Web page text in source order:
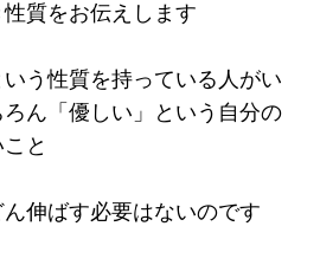
質をお伝えします
う性質を持っている人がい
ん「優しい」という自分の
と
伸ばす必要はないのです